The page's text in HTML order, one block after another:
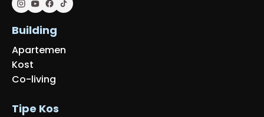
Building
Apartemen
Kost
Co-living
Tipe Kos